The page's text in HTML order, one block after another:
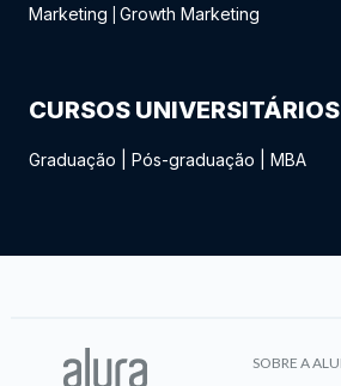
Marketing
Growth Marketing
CURSOS
Graduação Pós-graduação MBA
SOBRE A